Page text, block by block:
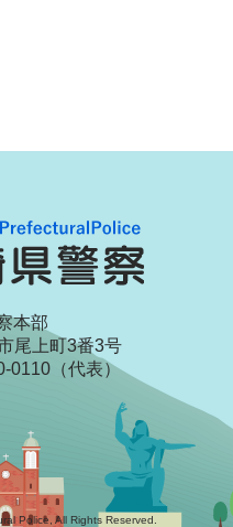
本部
尾上町3番3号
0110（代表）
Police, All Rights Reserved.